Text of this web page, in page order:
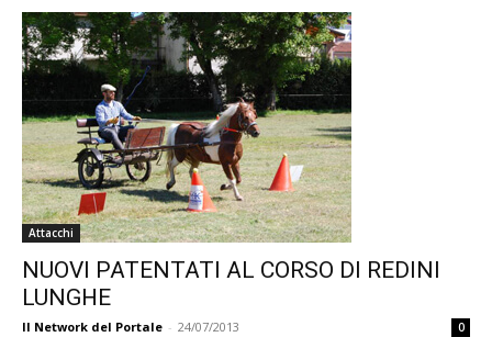
Attacchi
NUOVI PATENTATI AL CORSO DI REDINI
LUNGHE
Il Network del Portale - 24/07/2013 0